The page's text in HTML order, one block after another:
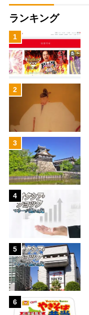
ランキング
1
2
3
4
5
6